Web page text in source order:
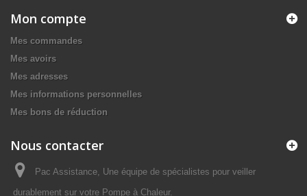
Mon compte
Mes commandes
Mes avoirs
Mes adresses
Mes informations personnelles
Mes bons de réduction
Nous contacter
Pac Assistance, Une équipe de spécialistes pour veiller
durablement sur votre Pompe à Chaleur.